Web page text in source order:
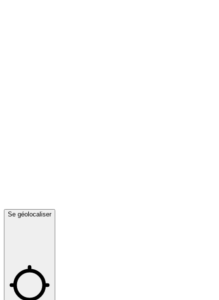
Se géolocaliser